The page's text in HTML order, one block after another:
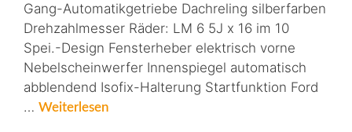
Gang-Automatikgetriebe Dachreling silberfarben
Drehzahlmesser Räder: LM 6 5J x 16 im 10
Spei.-Design Fensterheber elektrisch vorne
Nebelscheinwerfer Innenspiegel automatisch
abblendend Isofix-Halterung Startfunktion Ford
… Weiterlesen